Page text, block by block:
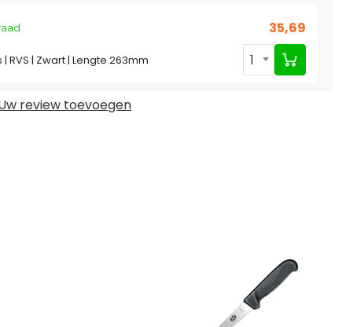
35,69
RVS | Zwart | Lengte 263mm 1
review toevoegen